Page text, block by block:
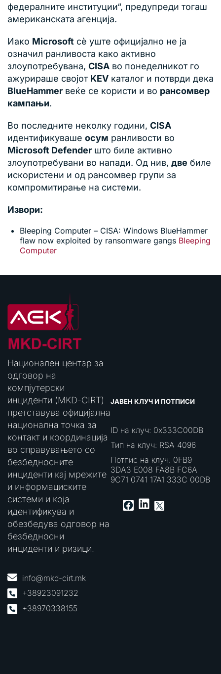
федералните институции“, предупреди тогаш
американската агенција.
Иако Microsoft сè уште официјално не ја
означил ранливоста како активно
злоупотребувана, CISA во понеделникот го
ажурираше својот KEV каталог и потврди дека
BlueHammer веќе се користи и во рансомвер
кампањи.
Во последните неколку години, CISA
идентификуваше осум ранливости во
Microsoft Defender што биле активно
злоупотребувани во напади. Од нив, две биле
искористени и од рансомвер групи за
компромитирање на системи.
Извори:
Bleeping Computer – CISA: Windows BlueHammer
flaw now exploited by ransomware gangs Bleeping
Computer
Национален центар за
одговор на
компјутерски
инциденти (MKD-CIRT)
претставува официјална
национална точка за
контакт и координација
во справувањето со
безбедносните
инциденти кај мрежите
и информациските
системи и која
идентификува и
обезбедува одговор на
безбедносни
инциденти и ризици.
info@mkd-cirt.mk
+38923091232
+38970338155
ЈАВЕН КЛУЧ И ПОТПИСИ
ID на клуч: 0x333C00DB
Тип на клуч: RSA 4096
Потпис на клуч: 0FB9
3DA3 E008 FA8B FC6A
9C71 0741 17A1 333C 00DB
Facebook
LinkedIn
X